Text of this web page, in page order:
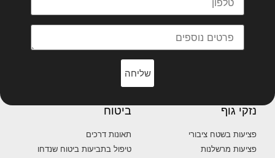
שליחה
נזקי גוף
פציעות בשטח ציבורי
פציעות מרשלנות
ביטוח
תאונות דרכים
טיפול בתביעות ביטוח שנדחו